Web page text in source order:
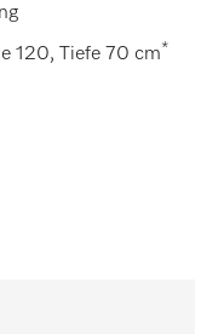
120, Tiefe 70 cm*